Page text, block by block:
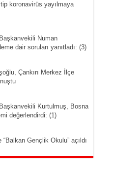
koronavirüs yayılmaya
Numan
dair soruları yanıtladı: (3)
Çankırı Merkez İlçe
Kurtulmuş, Bosna
değerlendirdi: (1)
“Balkan Gençlik Okulu” açıldı